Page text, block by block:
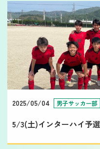
2025/05/04 男子サッカー部
5/3(土)インターハイ予